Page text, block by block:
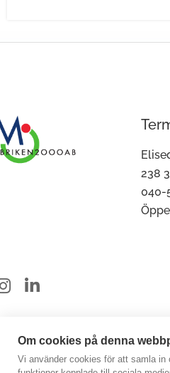
238
040-
2026 Miljöfabriken
Om cookies på denna
Vi använder cookies för att samla in